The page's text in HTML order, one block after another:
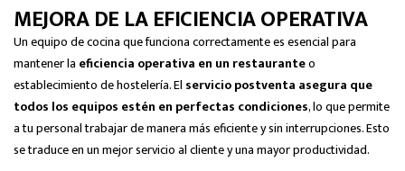
MEJORA DE LA EFICIENCIA OPERATIVA
Un equipo de cocina que funciona correctamente es esencial para
mantener la eficiencia operativa en un restauranteo
establecimiento de hostelería. El servicio postventa asegura que
todos los equipos estén en perfectas condiciones, lo que permite
a tu personal trabajar de manera más eficiente y sin interrupciones. Esto
se traduce en un mejor servicio al cliente y una mayor productividad.